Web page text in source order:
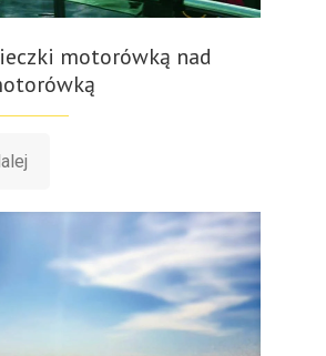
motorówką nad